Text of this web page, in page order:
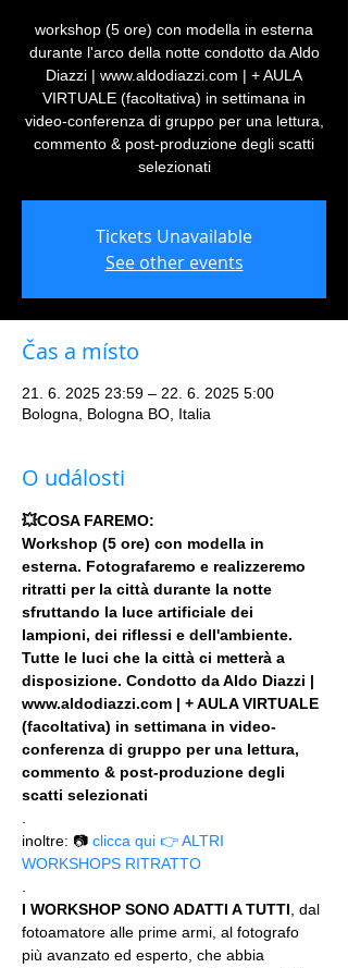
workshop (5 ore) con modella in esterna
durante l'arco della notte condotto da Aldo
Diazzi | www.aldodiazzi.com | + AULA
VIRTUALE (facoltativa) in settimana in
video-conferenza di gruppo per una lettura,
commento & post-produzione degli scatti
selezionati
Tickets Unavailable
See other events
Čas a místo
21. 6. 2025 23:59 – 22. 6. 2025 5:00
Bologna, Bologna BO, Italia
O události
💥COSA FAREMO:
Workshop (5 ore) con modella in
esterna. Fotografaremo e realizzeremo
ritratti per la città durante la notte
sfruttando la luce artificiale dei
lampioni, dei riflessi e dell'ambiente.
Tutte le luci che la città ci metterà a
disposizione. Condotto da Aldo Diazzi |
www.aldodiazzi.com | + AULA VIRTUALE
(facoltativa) in settimana in video-
conferenza di gruppo per una lettura,
commento & post-produzione degli
scatti selezionati
inoltre: 📷 clicca qui 👉 ALTRI
WORKSHOPS RITRATTO
I WORKSHOP SONO ADATTI A TUTTI , dal
fotoamatore alle prime armi, al fotografo
più avanzato ed esperto, che abbia